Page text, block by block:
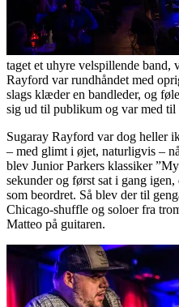
taget et uhyre velspillende band,
Rayford var rundhåndet med
slags klæder en bandleder, og
sig ud til publikum og var med til
Sugaray Rayford var dog heller
– med glimt i øjet, naturligvis –
blev Junior Parkers klassiker
sekunder og først sat i gang
som beordret. Så blev der til
Chicago-shuffle og soloer fra
Matteo på guitaren.